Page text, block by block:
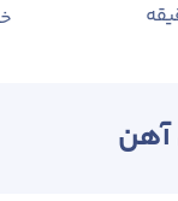
آهن